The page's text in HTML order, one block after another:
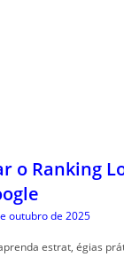
o Ranking
outubro de 2025
estrat, égias